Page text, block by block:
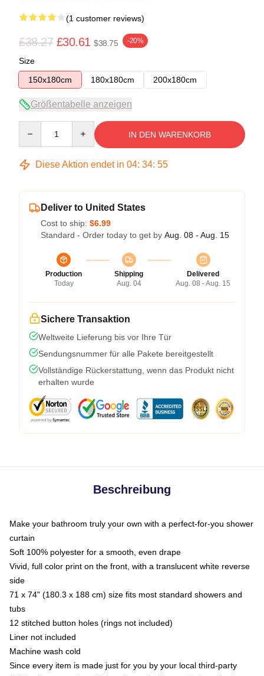
(1 customer reviews)
£38.27 £30.61 $38.75 -20%
Size
150x180cm
180x180cm 200x180cm
Größentabelle anzeigen
IN DEN WARENKORB
Diese Aktion endet in 04: 34: 54
Deliver to United States
Cost to ship: $6.99
Standard - Order today to get by Aug. 08 - Aug. 15
Production
Today
Shipping
Aug. 04
Delivered
Aug. 08 - Aug. 15
Sichere Transaktion
Weltweite Lieferung bis vor Ihre Tür
Sendungsnummer für alle Pakete bereitgestellt
Vollständige Rückerstattung, wenn das Produkt nicht
erhalten wurde
Beschreibung
Make your bathroom truly your own with a perfect-for-you shower
curtain
Soft 100% polyester for a smooth, even drape
Vivid, full color print on the front, with a translucent white reverse
side
71 x 74" (180.3 x 188 cm) size fits most standard showers and
tubs
12 stitched button holes (rings not included)
Liner not included
Machine wash cold
Since every item is made just for you by your local third-party